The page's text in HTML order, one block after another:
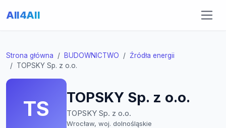
All4All
Strona główna BUDOWNICTWO
Źródła energii
TOPSKY Sp. z o.o.
TS TOPSKY Sp. z o.o.
TOPSKY Sp. z o.o.
Wrocław, woj. dolnośląskie